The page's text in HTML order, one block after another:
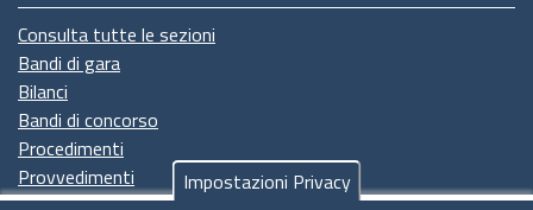
Consulta tutte le sezioni
Bandi di gara
Bilanci
Bandi di concorso
Procedimenti
Provvedimenti
Impostazioni Privacy